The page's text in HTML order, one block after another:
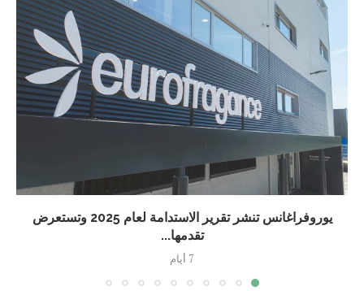
يوروفراغانس تنشر تقرير الاستدامة لعام 2025 وتستعرض
تقدمها...
7 أيام